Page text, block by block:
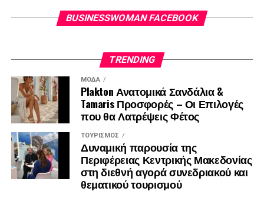
ποιότητα ζωής και την καθημερινότητα κάθε σύγχρονης
BUSINESSWOMAN FACEBOOK
TRENDING
ΜΌΔΑ
Plakton Ανατομικά Σανδάλια &
Tamaris Προσφορές – Οι Επιλογές
που θα Λατρέψεις Φέτος
ΤΟΥΡΙΣΜΌΣ
Δυναμική παρουσία της
Περιφέρειας Κεντρικής Μακεδονίας
στη διεθνή αγορά συνεδριακού και
θεματικού τουρισμού